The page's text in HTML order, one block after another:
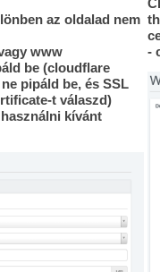
az oldalad nem
www
be (cloudflare
pipáld be, és SSL
t válaszd)
kívánt
-